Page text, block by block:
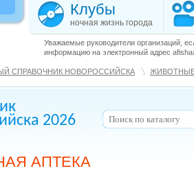
Клубы
ночная жизнь города
Уважаемые руководители организаций,
информацию на электронный адрес
СПРАВОЧНИК НОВОРОССИЙСКА
2026
АПТЕКА